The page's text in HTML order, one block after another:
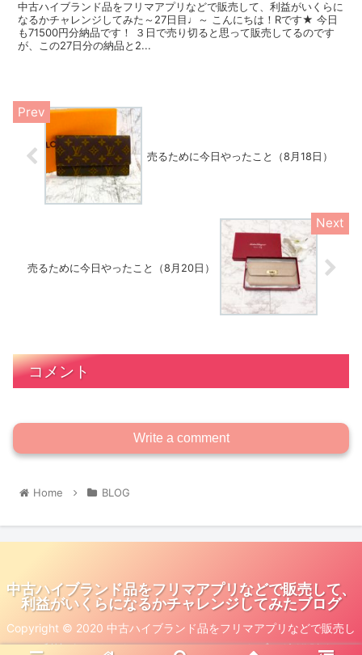
中古ハイブランド品をフリマアプリなどで販売して、利益がいくらに
なるかチャレンジしてみた～27日目♩～ こんにちは！Rです★ 今日
も71500円分納品です！ ３日で売り切ると思って販売してるのです
が、この27日分の納品と2...
売るために今日やったこと（8月18日）
売るために今日やったこと（8月20日）
コメント
Write a comment
Home BLOG
中古ハイブランド品をフリマアプリなどで販売して、
利益がいくらになるかチャレンジしてみたブログ
Copyright © 2020 中古ハイブランド品をフリマアプリなどで販売し
て、利益がいくらになるかチャレンジしてみたブログ All Rights